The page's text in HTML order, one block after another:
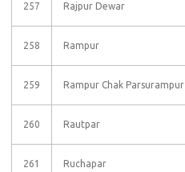
257 Rajpur Dewar
258 Rampur
259 Rampur Chak Parsurampur
260 Rautpar
261 Ruchapar